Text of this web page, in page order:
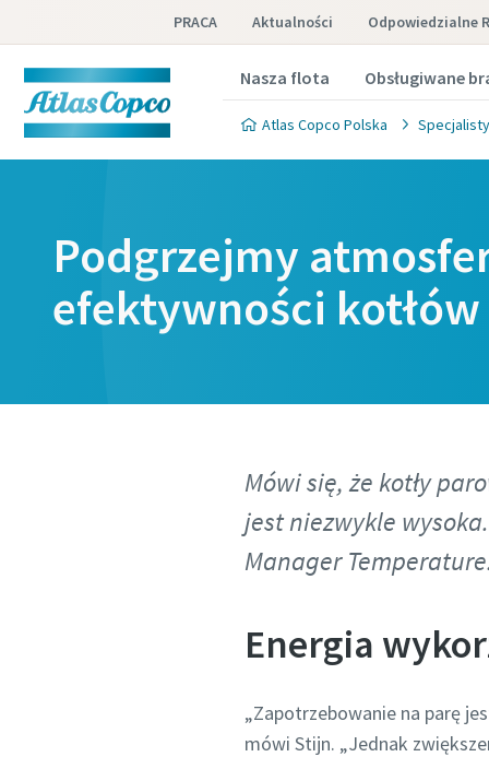
PRACA Aktualności Odpowiedzialne
Nasza flota Obsługiwane
Atlas Copco Polska
Podgrzejmy
efektywności
Mówi się, że kotły
jest niezwykle
Manager
Energia
„Zapotrzebowanie na parę
mówi Stijn. „Jednak